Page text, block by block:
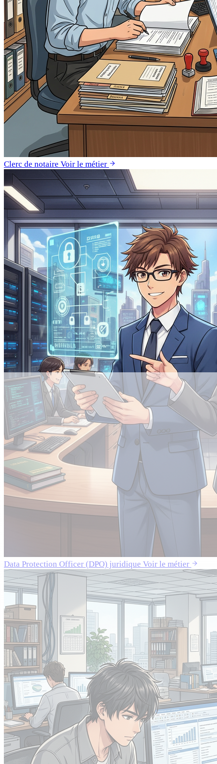
Clerc de notaire Voir le métier
Data Protection Officer (DPO) juridique Voir le métier